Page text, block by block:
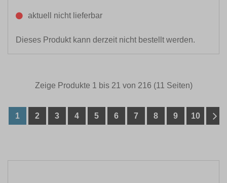
aktuell nicht lieferbar
Dieses Produkt kann derzeit nicht bestellt werden.
Zeige Produkte 1 bis 21 von 216 (11 Seiten)
1 2 3 4 5 6 7 8 9 10